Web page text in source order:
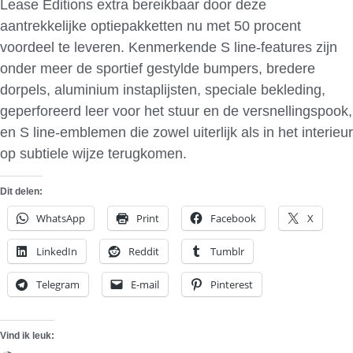
Lease Editions extra bereikbaar door deze
aantrekkelijke optiepakketten nu met 50 procent
voordeel te leveren. Kenmerkende S line-features zijn
onder meer de sportief gestylde bumpers, bredere
dorpels, aluminium instaplijsten, speciale bekleding,
geperforeerd leer voor het stuur en de versnellingspook,
en S line-emblemen die zowel uiterlijk als in het interieur
op subtiele wijze terugkomen.
Dit delen:
WhatsApp Print Facebook X
LinkedIn Reddit Tumblr
Telegram E-mail Pinterest
Vind ik leuk: